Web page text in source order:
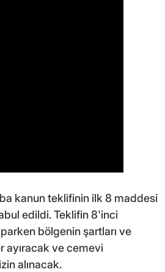
kanun teklifinin ilk 8 maddesi
edildi. Teklifin 8'inci
bölgenin şartları ve
ayıracak ve cemevi
alınacak.